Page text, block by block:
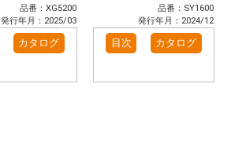
品番：XG5200
発行年月：2025/03
カタログ
品番：SY1600
発行年月：2024/12
目次 カタログ